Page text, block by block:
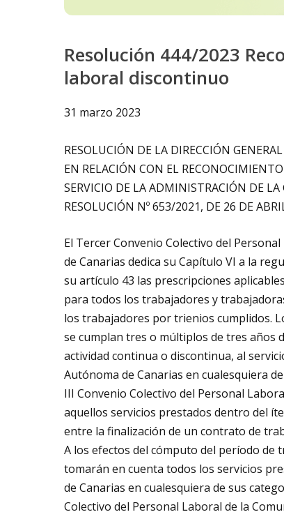
Resolución 444/2023
laboral discontinuo
31 marzo 2023
RESOLUCIÓN DE LA DIRECCIÓN
EN RELACIÓN CON EL
SERVICIO DE LA ADMINISTRACIÓN DE
RESOLUCIÓN Nº 653/2021, DE 26 DE
El Tercer Convenio Colectivo del
de Canarias dedica su Capítulo VI a la
su artículo 43 las prescripciones
para todos los trabajadores y
los trabajadores por trienios cumplidos.
se cumplan tres o múltiplos de tres años
actividad continua o discontinua, al
Autónoma de Canarias en cualesquiera
III Convenio Colectivo del Personal
aquellos servicios prestados dentro del
entre la finalización de un contrato de
A los efectos del cómputo del período de
tomarán en cuenta todos los servicios
de Canarias en cualesquiera de sus
Colectivo del Personal Laboral de la